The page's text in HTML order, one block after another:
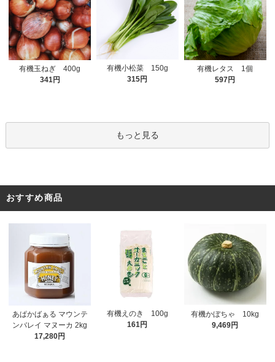
有機玉ねぎ 400g
341円
有機小松菜 150g
315円
有機レタス 1個
597円
もっと見る
おすすめ商品
あぱかばぁる マウンテ
ンバレイ マヌーカ 2kg
17,280円
有機えのき 100g
161円
有機かぼちゃ 10kg
9,469円